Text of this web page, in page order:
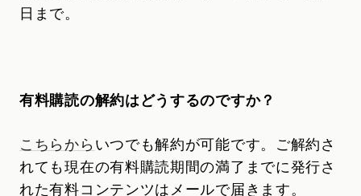
日まで。
有料購読の解約はどうするのですか？
こちらから いつでも解約が可能です。ご解約さ
れても現在の有料購読期間の満了までに発行さ
れた有料コンテンツはメールで届きます。